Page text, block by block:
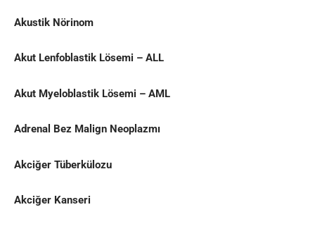
Akustik Nörinom
Akut Lenfoblastik Lösemi – ALL
Akut Myeloblastik Lösemi – AML
Adrenal Bez Malign Neoplazmı
Akciğer Tüberkülozu
Akciğer Kanseri